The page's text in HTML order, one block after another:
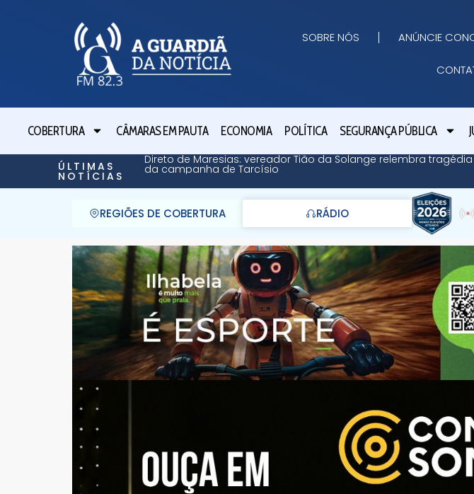
SOBRE NÓS ANÚNCIE
COBERTURA CÂMARAS EM PAUTA ECONOMIA POLÍTICA SEGURANÇA PÚBLICA
ÚLTIMAS
NOTÍCIAS
Direto de Maresias: vereador Tião da Solange relembra
da campanha de Tarcísio
REGIÕES DE COBERTURA RÁDIO